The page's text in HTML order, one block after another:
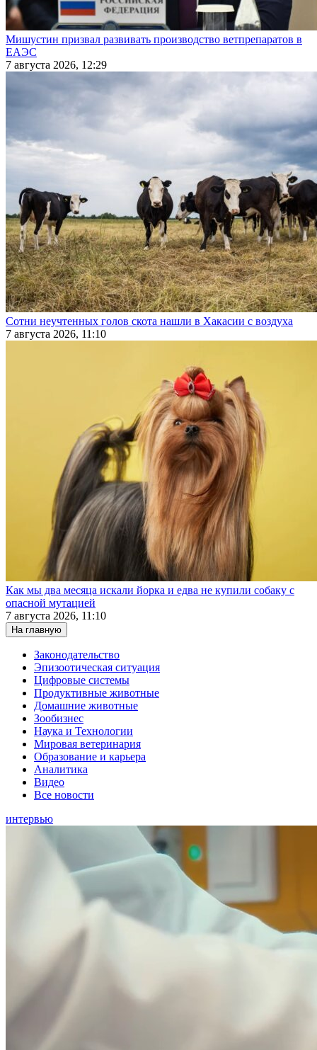
Мишустин призвал развивать производство ветпрепаратов в
ЕАЭС
7 августа 2026, 12:29
Сотни неучтенных голов скота нашли в Хакасии с воздуха
7 августа 2026, 11:10
Как мы два месяца искали йорка и едва не купили собаку с
опасной мутацией
7 августа 2026, 11:10
На главную
Законодательство
Эпизоотическая ситуация
Цифровые системы
Продуктивные животные
Домашние животные
Зообизнес
Наука и Технологии
Мировая ветеринария
Образование и карьера
Аналитика
Видео
Все новости
интервью